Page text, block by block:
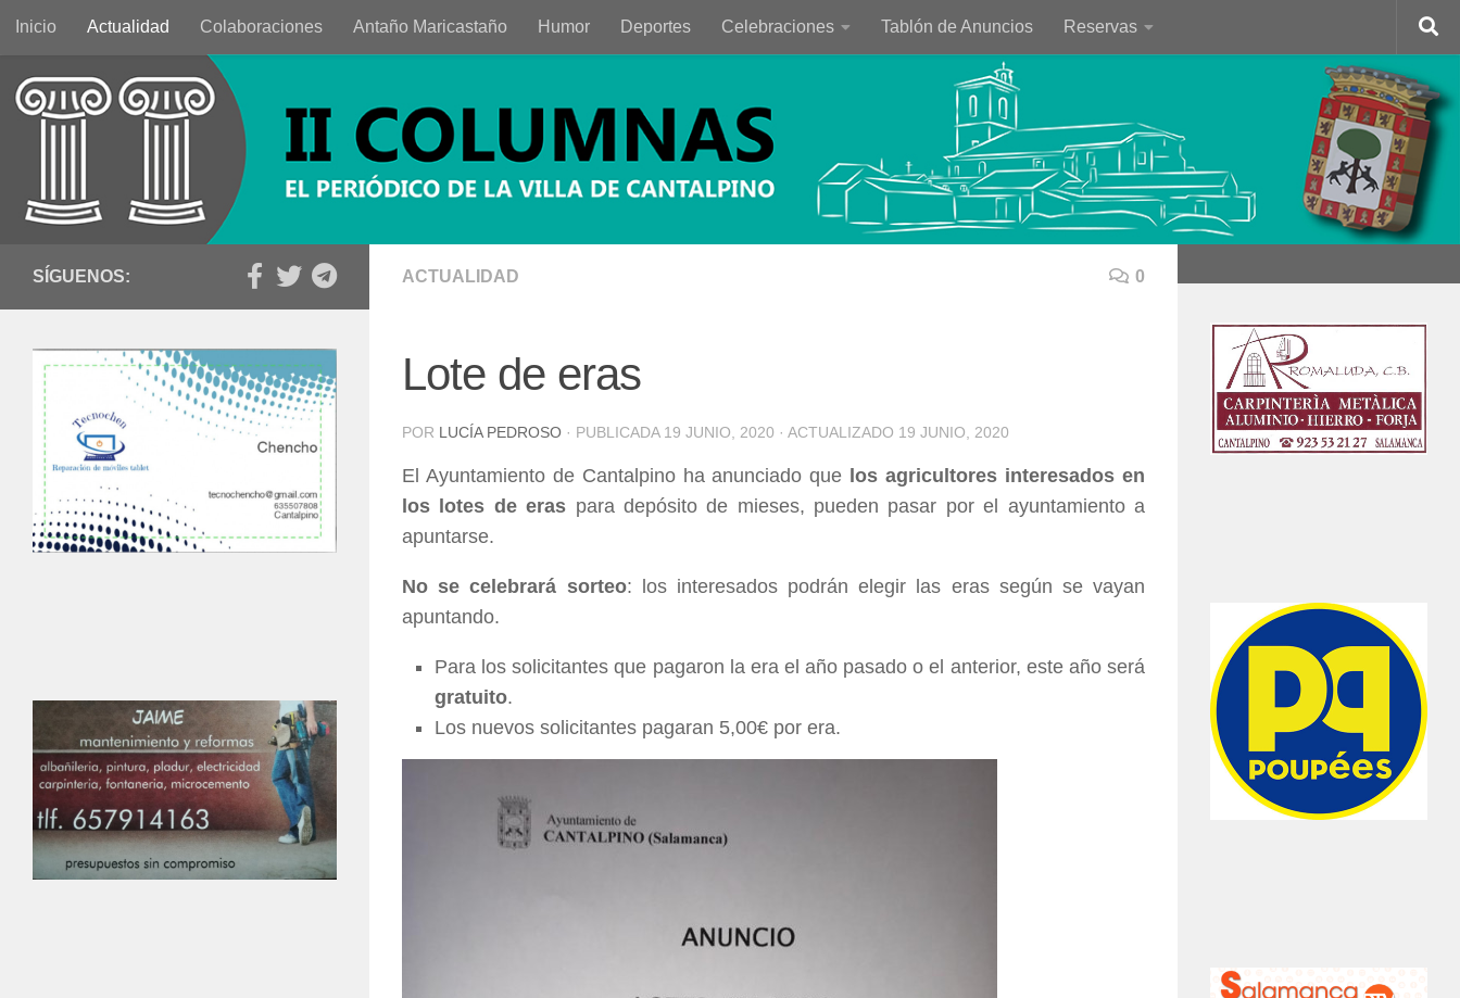
Saltar al contenido
Inicio Actualidad Colaboraciones Antaño Maricastaño Humor Deportes Celebraciones Tablón de Anuncios Reservas
ACTUALIDAD 0
Lote de eras
POR LUCÍA PEDROSO · PUBLICADA 19 JUNIO, 2020 · ACTUALIZADO 19 JUNIO, 2020
El Ayuntamiento de Cantalpino ha anunciado que los agricultores interesados en
los lotes de eras para depósito de mieses, pueden pasar por el ayuntamiento a
apuntarse.
No se celebrará sorteo: los interesados podrán elegir las eras según se vayan
apuntando.
Para los solicitantes que pagaron la era el año pasado o el anterior, este año será
gratuito.
Los nuevos solicitantes pagaran 5,00€ por era.
SÍGUENOS: